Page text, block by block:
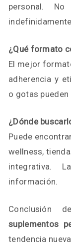
personal. No
¿Qué formato
El mejor
adherencia y
o gotas pueden
¿Dónde
Puede
wellness,
integrativa.
información.
Conclusión
suplementos
tendencia